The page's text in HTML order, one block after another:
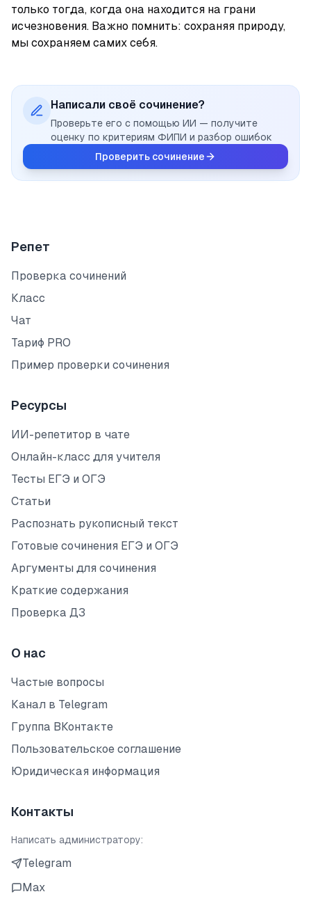
только тогда, когда она находится на грани
исчезновения. Важно помнить: сохраняя природу,
мы сохраняем самих себя.
Написали своё сочинение?
Проверьте его с помощью ИИ — получите
оценку по критериям ФИПИ и разбор ошибок
Проверить сочинение
Репет
Проверка сочинений
Класс
Чат
Тариф PRO
Пример проверки сочинения
Ресурсы
ИИ-репетитор в чате
Онлайн-класс для учителя
Тесты ЕГЭ и ОГЭ
Статьи
Распознать рукописный текст
Готовые сочинения ЕГЭ и ОГЭ
Аргументы для сочинения
Краткие содержания
Проверка ДЗ
О нас
Частые вопросы
Канал в Telegram
Группа ВКонтакте
Пользовательское соглашение
Юридическая информация
Контакты
Написать администратору:
Telegram
Max